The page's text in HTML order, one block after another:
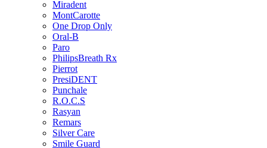
Miradent
MontCarotte
One Drop Only
Oral-B
Paro
PhilipsBreath Rx
Pierrot
PresiDENT
Punchale
R.O.C.S
Rasyan
Remars
Silver Care
Smile Guard